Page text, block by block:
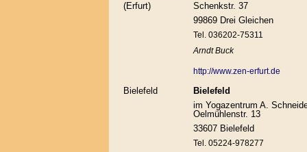
(Erfurt)
Schenkstr. 37
99869 Drei Gleichen
Tel. 036202-75311
Arndt Buck
http://www.zen-erfurt.de
Bielefeld
Bielefeld
im Yogazentrum A.
Oelmühlenstr. 13
33607 Bielefeld
Tel. 05224-978277